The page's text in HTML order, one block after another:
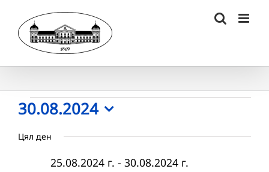
content
Събития
for
30.08.2024
30.08.2024
date.
Цял ден
25.08.2024 г. - 30.08.2024 г.